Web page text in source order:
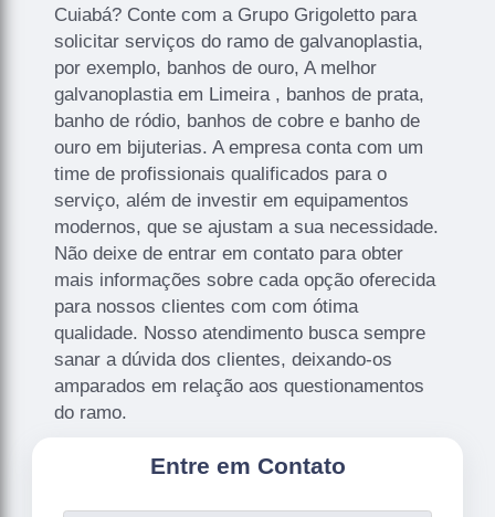
Cuiabá? Conte com a Grupo Grigoletto para
solicitar serviços do ramo de galvanoplastia,
por exemplo, banhos de ouro, A melhor
galvanoplastia em Limeira , banhos de prata,
banho de ródio, banhos de cobre e banho de
ouro em bijuterias. A empresa conta com um
time de profissionais qualificados para o
serviço, além de investir em equipamentos
modernos, que se ajustam a sua necessidade.
Não deixe de entrar em contato para obter
mais informações sobre cada opção oferecida
para nossos clientes com com ótima
qualidade. Nosso atendimento busca sempre
sanar a dúvida dos clientes, deixando-os
amparados em relação aos questionamentos
do ramo.
Entre em Contato